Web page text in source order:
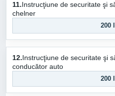
11.Instrucţiune de securitate şi
chelner
200
12.Instrucţiune de securitate şi
conducător auto
200